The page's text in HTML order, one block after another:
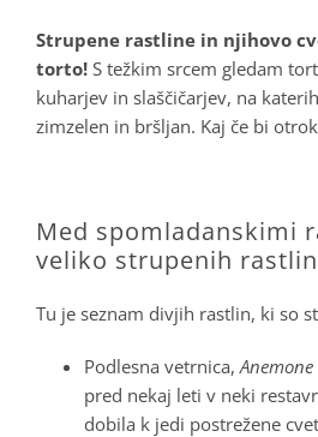
Strupene rastline in njihovo
torto! S težkim srcem gledam
kuharjev in slaščičarjev, na
zimzelen in bršljan. Kaj če bi
Med spomladanskimi
veliko strupenih rastlin
Tu je seznam divjih rastlin, ki so
Podlesna vetrnica,
pred nekaj leti v neki
dobila k jedi postrežene